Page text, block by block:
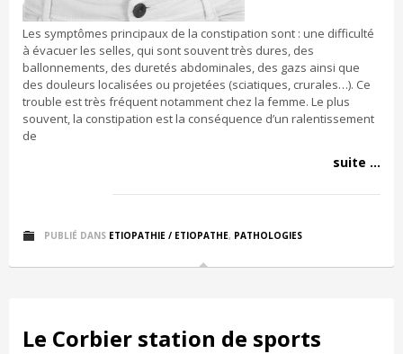
Les symptômes principaux de la constipation sont : une difficulté
à évacuer les selles, qui sont souvent très dures, des
ballonnements, des duretés abdominales, des gazs ainsi que
des douleurs localisées ou projetées (sciatiques, crurales…). Ce
trouble est très fréquent notamment chez la femme. Le plus
souvent, la constipation est la conséquence d’un ralentissement
de
suite ...
PUBLIÉ DANS ETIOPATHIE / ETIOPATHE, PATHOLOGIES
Le Corbier station de sports